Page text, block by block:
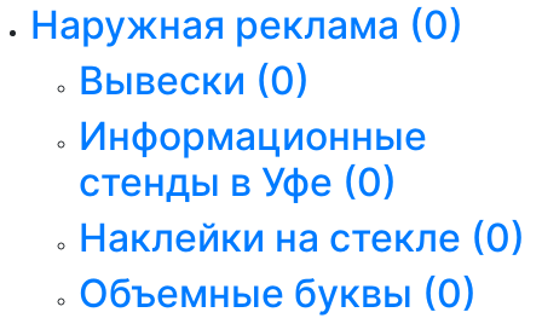
Наружная реклама (0)
Вывески (0)
Информационные
стенды в Уфе (0)
Наклейки на стекле (0)
Объемные буквы (0)